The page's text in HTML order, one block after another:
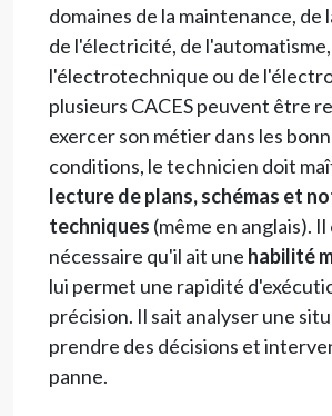
domaines de la maintenance, de
de l'électricité, de
l'électrotechnique ou de
plusieurs CACES peuvent être
exercer son métier dans les
conditions, le technicien doit
lecture de plans, schémas et
techniques (même en anglais). Il
nécessaire qu'il ait une habilité
lui permet une rapidité
précision. Il sait analyser une
prendre des décisions et
panne.